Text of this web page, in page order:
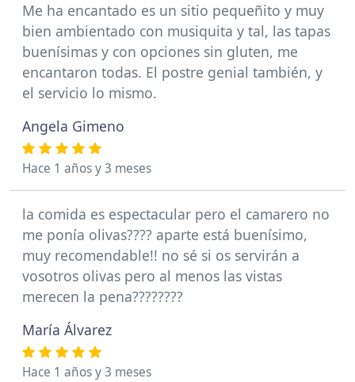
Me ha encantado es un sitio pequeñito y muy
bien ambientado con musiquita y tal, las tapas
buenísimas y con opciones sin gluten, me
encantaron todas. El postre genial también, y
el servicio lo mismo.
Angela Gimeno
Hace 1 años y 3 meses
la comida es espectacular pero el camarero no
me ponía olivas???? aparte está buenísimo,
muy recomendable!! no sé si os servirán a
vosotros olivas pero al menos las vistas
merecen la pena????????
María Álvarez
Hace 1 años y 3 meses